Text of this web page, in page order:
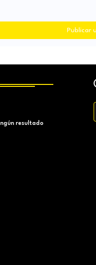
Publicar
resultado